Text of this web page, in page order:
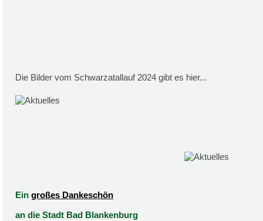
Die Bilder vom Schwarzatallauf 2024 gibt es hier...
Ein großes Dankeschön
an die Stadt Bad Blankenburg